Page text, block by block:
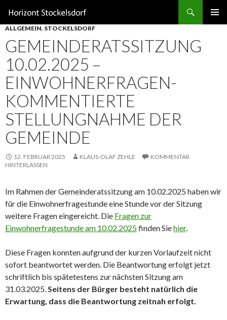
INHALT
SPRINGEN
ALLGEMEIN, STOCKELSDORF
GEMEINDERATSSITZUNG
10.02.2025 –
EINWOHNERFRAGEN-
KOMMENTIERTE
STELLUNGNAHME DER
GEMEINDE
12. FEBRUAR 2025 KLAUS-OLAF ZEHLE
KOMMENTAR
HINTERLASSEN
Im Rahmen der Gemeinderatssitzung am 10.02.2025 haben wir
für die Einwohnerfragestunde eine Stunde vor der Sitzung
weitere Fragen eingereicht. Die Fragen zur
Einwohnerfragestunde am 10.02.2025finden Siehier.
Diese Fragen konnten aufgrund der kurzen Vorlaufzeit nicht
sofort beantwortet werden. Die Beantwortung erfolgt jetzt
schriftlich bis spätetestens zur nächsten Sitzung am
31.03.2025.Seitens der Bürger besteht natürlich die
Erwartung, dass die Beantwortung zeitnah erfolgt.